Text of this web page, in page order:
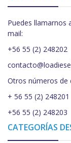
Puedes llamarnos
mail:
+56 55 (2) 248202
Otros números de
+ 56 55 (2) 248201
+56 55 (2) 248203
CATEGORÍAS